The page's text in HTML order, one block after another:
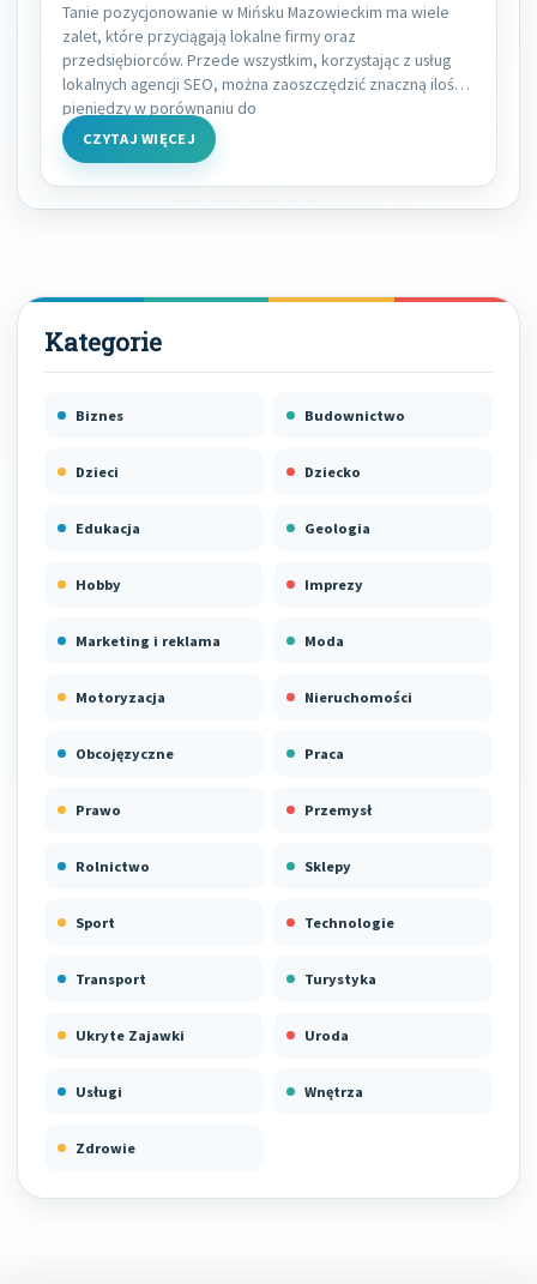
Tanie pozycjonowanie w Mińsku Mazowieckim ma wiele
zalet, które przyciągają lokalne firmy oraz
przedsiębiorców. Przede wszystkim, korzystając z usług
lokalnych agencji SEO, można zaoszczędzić znaczną ilość
pieniędzy w porównaniu do
CZYTAJ WIĘCEJ
Biznes Budownictwo
Dzieci Dziecko
Edukacja Geologia
Hobby Imprezy
Marketing i reklama Moda
Motoryzacja Nieruchomości
Obcojęzyczne Praca
Prawo Przemysł
Rolnictwo Sklepy
Sport Technologie
Transport Turystyka
Ukryte Zajawki Uroda
Usługi Wnętrza
Zdrowie